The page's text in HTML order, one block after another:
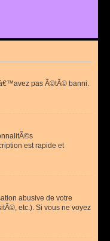
pas Ã©tÃ© banni.
est rapide et
abusive de votre
etc.). Si vous ne voyez